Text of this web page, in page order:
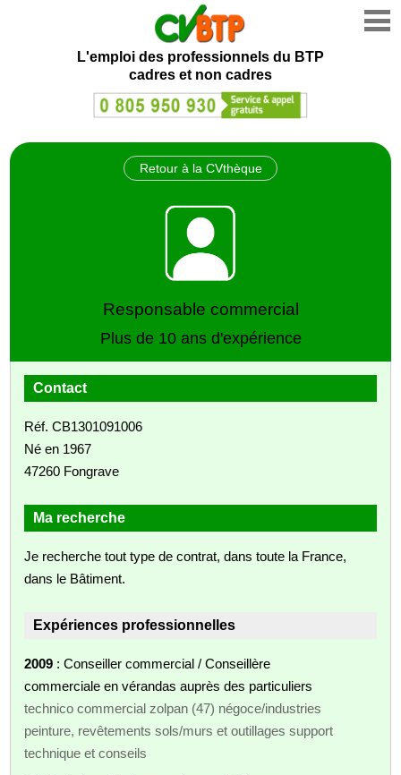
L'emploi des professionnels du BTP
cadres et non cadres
Retour à la CVthèque
Responsable commercial
Plus de 10 ans d'expérience
Contact
Réf. CB1301091006
Né en 1967
47260 Fongrave
Ma recherche
Je recherche tout type de contrat, dans toute la France,
dans le Bâtiment.
Expériences professionnelles
2009 : Conseiller commercial / Conseillère
commerciale en vérandas auprès des particuliers
technico commercial zolpan (47) négoce/industries
peinture, revêtements sols/murs et outillages support
technique et conseils